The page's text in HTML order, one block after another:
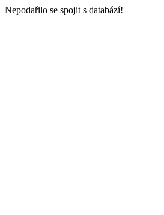
Nepodařilo se spojit s databází!